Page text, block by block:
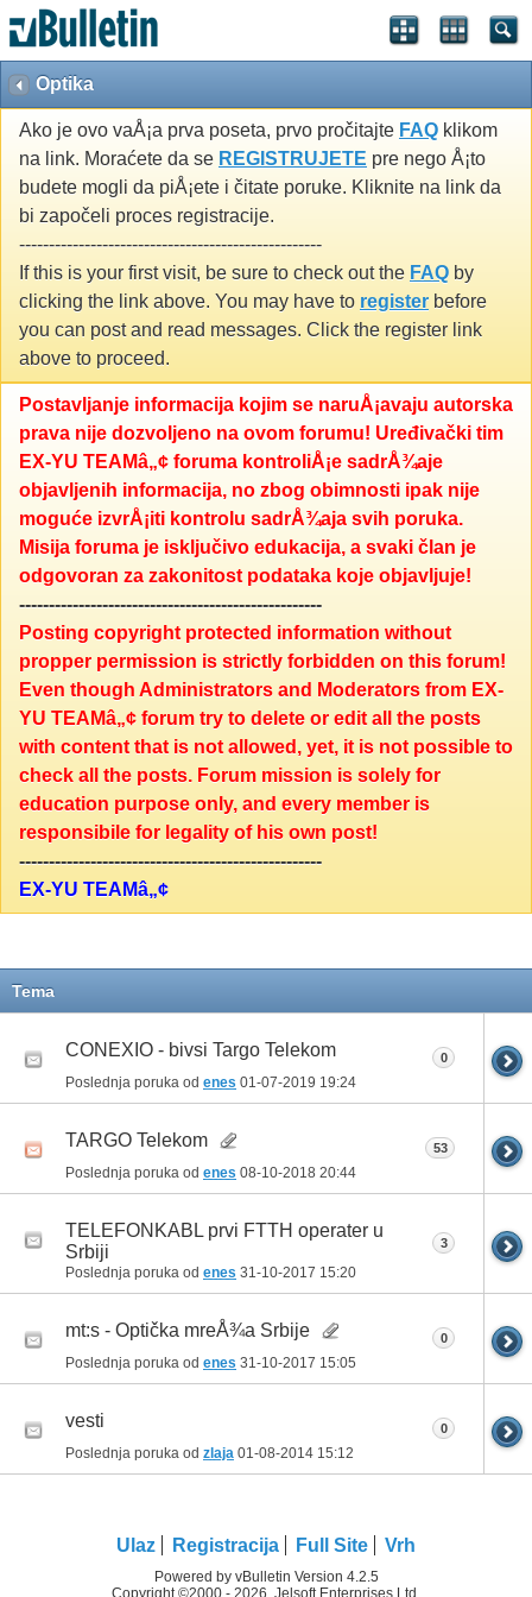
Optika
Ako je ovo vaÅ¡a prva poseta, prvo pročitajte FAQ klikom
na link. Moraćete da se REGISTRUJETE pre nego Å¡to
budete mogli da piÅ¡ete i čitate poruke. Kliknite na link da
bi započeli proces registracije.
---------------------------------------------------
If this is your first visit, be sure to check out the FAQ by
clicking the link above. You may have to register before
you can post and read messages. Click the register link
above to proceed.
Postavljanje informacija kojim se naruÅ¡avaju autorska
prava nije dozvoljeno na ovom forumu! Uređivački tim
EX-YU TEAMâ„¢ foruma kontroliÅ¡e sadrÅ¾aje
objavljenih informacija, no zbog obimnosti ipak nije
moguće izvrÅ¡iti kontrolu sadrÅ¾aja svih poruka.
Misija foruma je isključivo edukacija, a svaki član je
odgovoran za zakonitost podataka koje objavljuje!
---------------------------------------------------
Posting copyright protected information without
propper permission is strictly forbidden on this forum!
Even though Administrators and Moderators from EX-
YU TEAMâ„¢ forum try to delete or edit all the posts
with content that is not allowed, yet, it is not possible to
check all the posts. Forum mission is solely for
education purpose only, and every member is
responsibile for legality of his own post!
---------------------------------------------------
EX-YU TEAMâ„¢
Tema
CONEXIO - bivsi Targo Telekom
Poslednja poruka od enes 01-07-2019 19:24
0
TARGO Telekom
Poslednja poruka od enes 08-10-2018 20:44
53
TELEFONKABL prvi FTTH operater u
Srbiji
Poslednja poruka od enes 31-10-2017 15:20
3
mt:s - Optička mreÅ¾a Srbije
Poslednja poruka od enes 31-10-2017 15:05
0
vesti
Poslednja poruka od zlaja 01-08-2014 15:12
0
Ulaz Registracija Full Site Vrh
Powered by vBulletin Version 4.2.5
Copyright ©2000 - 2026, Jelsoft Enterprises Ltd.